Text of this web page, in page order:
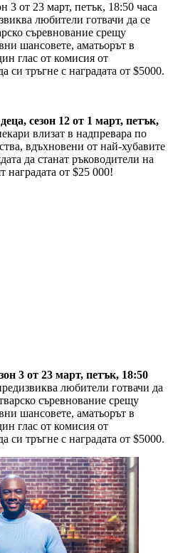
3 от 23 март, петък, 18:50 часа
любители готвачи да се
съревнование срещу
шансовете, аматьорът в
глас от комисия от
си тръгне с наградата от $5000.
сезон 12 от 1 март, петък,
влизат в надпревара по
вдъхновени от най-хубавите
да станат ръководители на
наградата от $25 000!
3 от 23 март, петък, 18:50
любители готвачи да
съревнование срещу
шансовете, аматьорът в
глас от комисия от
си тръгне с наградата от $5000.